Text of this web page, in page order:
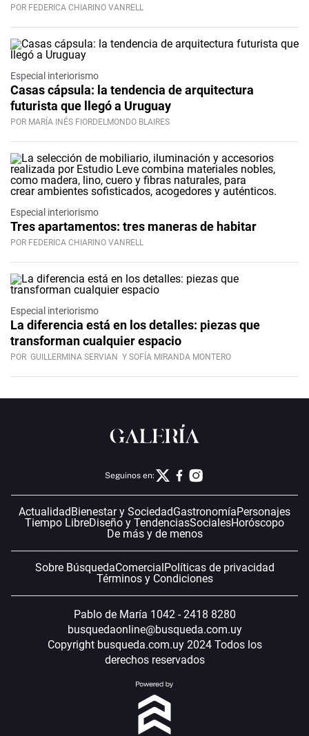
POR FEDERICA CHIARINO VANRELL
Especial interiorismo
Casas cápsula: la tendencia de arquitectura
futurista que llegó a Uruguay
POR MARÍA INÉS FIORDELMONDO BLAIRES
Especial interiorismo
Tres apartamentos: tres maneras de habitar
POR FEDERICA CHIARINO VANRELL
Especial interiorismo
La diferencia está en los detalles: piezas que
transforman cualquier espacio
POR GUILLERMINA SERVIAN Y SOFÍA MIRANDA MONTERO
Seguinos en:
Actualidad Bienestar y SociedadGastronomíaPersonajes
Tiempo LibreDiseño y TendenciasSocialesHoróscopo
De más y de menos
Sobre BúsquedaComercial Políticas de privacidad
Términos y Condiciones
Pablo de María 1042 - 2418 8280
busquedaonline@busqueda.com.uy
Copyright busqueda.com.uy 2024 Todos los
derechos reservados